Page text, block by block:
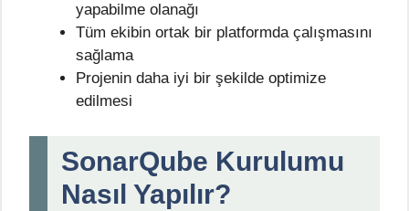
yapabilme olanağı
Tüm ekibin ortak bir platformda çalışmasını
sağlama
Projenin daha iyi bir şekilde optimize
edilmesi
SonarQube Kurulumu
Nasıl Yapılır?